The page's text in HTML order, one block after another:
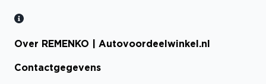
Over REMENKO | Autovoordeelwinkel.nl
Contactgegevens